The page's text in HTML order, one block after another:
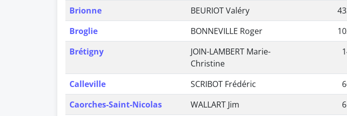
Brionne
BEURIOT Valéry
Broglie
BONNEVILLE Roger
Brétigny
JOIN-LAMBERT Marie-
Christine
Calleville SCRIBOT Frédéric
Caorches-Saint-Nicolas
WALLART Jim